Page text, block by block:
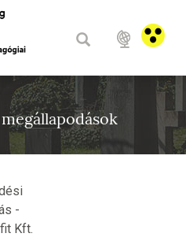
-
Kft.